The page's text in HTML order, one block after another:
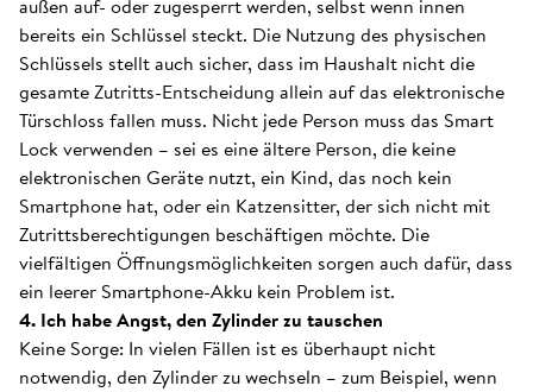
außen auf- oder zugesperrt werden, selbst wenn innen
bereits ein Schlüssel steckt. Die Nutzung des physischen
Schlüssels stellt auch sicher, dass im Haushalt nicht die
gesamte Zutritts-Entscheidung allein auf das elektronische
Türschloss fallen muss. Nicht jede Person muss das Smart
Lock verwenden – sei es eine ältere Person, die keine
elektronischen Geräte nutzt, ein Kind, das noch kein
Smartphone hat, oder ein Katzensitter, der sich nicht mit
Zutrittsberechtigungen beschäftigen möchte. Die
vielfältigen Öffnungsmöglichkeiten sorgen auch dafür, dass
ein leerer Smartphone-Akku kein Problem ist.
4. Ich habe Angst, den Zylinder zu tauschen
Keine Sorge: In vielen Fällen ist es überhaupt nicht
notwendig, den Zylinder zu wechseln – zum Beispiel, wenn